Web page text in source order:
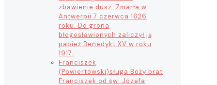
zbawienie dusz. Zmarła w
Antwerpii 7 czerwca 1626
roku. Do grona
błogosławionych zaliczył ją
papież Benedykt XV w roku
1917.
Franciszek
(Powiertowski)sługa Boży brat
Franciszek od św. Józefa